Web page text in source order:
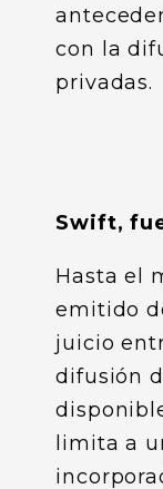
con la
privadas.
Swift,
Hasta el
emitido
juicio
difusión
limita a